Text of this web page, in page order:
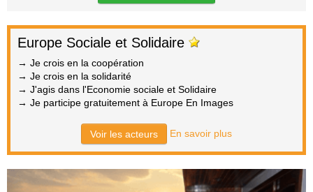
Europe Sociale et Solidaire
→ Je crois en la coopération
→ Je crois en la solidarité
→ J'agis dans l'Economie sociale et Solidaire
→ Je participe gratuitement à Europe En Images
Voir les acteurs En savoir plus